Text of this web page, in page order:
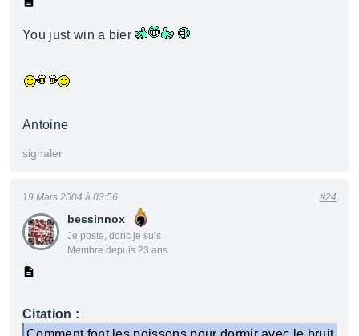
You just win a bier
Antoine
signaler
bessinnox
Je poste, donc je suis
Membre depuis 23 ans
19 Mars 2004 à 03:56 #24
Citation :